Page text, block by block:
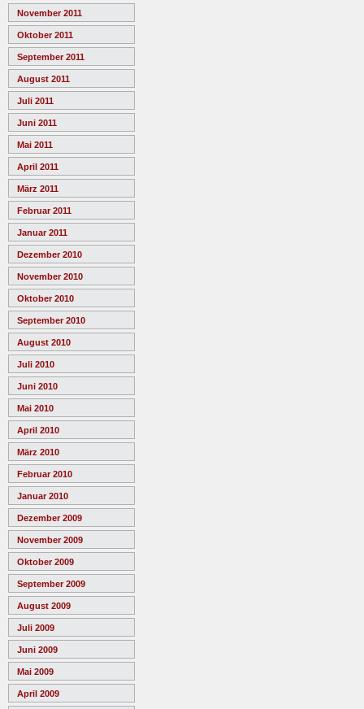
November 2011
Oktober 2011
September 2011
August 2011
Juli 2011
Juni 2011
Mai 2011
April 2011
März 2011
Februar 2011
Januar 2011
Dezember 2010
November 2010
Oktober 2010
September 2010
August 2010
Juli 2010
Juni 2010
Mai 2010
April 2010
März 2010
Februar 2010
Januar 2010
Dezember 2009
November 2009
Oktober 2009
September 2009
August 2009
Juli 2009
Juni 2009
Mai 2009
April 2009